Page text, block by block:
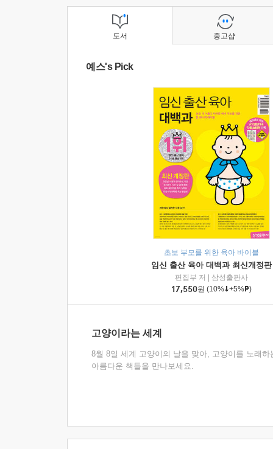
도서
예스's Pick
초보 부모를 위한 육아 바이블
임신 출산 육아 대백과 최신개정판
편집부 저
삼성출판사
17,550원 (10% +5% )
고양이라는 세계
8월 8일 세계 고양이의 날을 맞아, 고양이를 노래하
아름다운 책들을 만나보세요.
중고샵